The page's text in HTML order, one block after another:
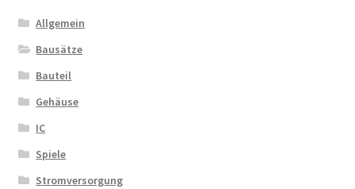
Allgemein
Bausätze
Bauteil
Gehäuse
IC
Spiele
Stromversorgung